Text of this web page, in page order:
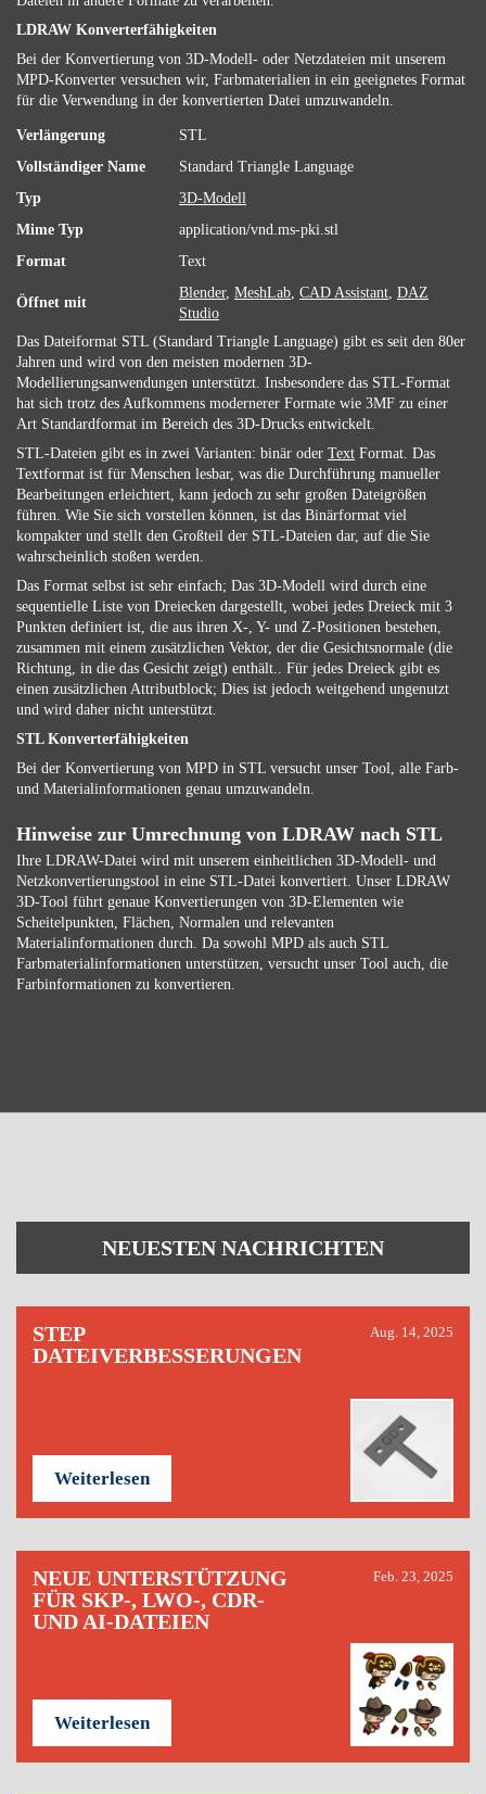
LDRAW Konverterfähigkeiten
Bei der Konvertierung von 3D-Modell- oder Netzdateien mit unserem
MPD-Konverter versuchen wir, Farbmaterialien in ein geeignetes Format
für die Verwendung in der konvertierten Datei umzuwandeln.
Verlängerung
STL
Vollständiger Name
Standard Triangle Language
Typ
3D-Modell
Mime Typ
application/vnd.ms-pki.stl
Format
Text
Öffnet mit
Blender, MeshLab, CAD Assistant, DAZ
Studio
Das Dateiformat STL (Standard Triangle Language) gibt es seit den 80er
Jahren und wird von den meisten modernen 3D-
Modellierungsanwendungen unterstützt. Insbesondere das STL-Format
hat sich trotz des Aufkommens modernerer Formate wie 3MF zu einer
Art Standardformat im Bereich des 3D-Drucks entwickelt.
STL-Dateien gibt es in zwei Varianten: binär oder Text Format. Das
Textformat ist für Menschen lesbar, was die Durchführung manueller
Bearbeitungen erleichtert, kann jedoch zu sehr großen Dateigrößen
führen. Wie Sie sich vorstellen können, ist das Binärformat viel
kompakter und stellt den Großteil der STL-Dateien dar, auf die Sie
wahrscheinlich stoßen werden.
Das Format selbst ist sehr einfach; Das 3D-Modell wird durch eine
sequentielle Liste von Dreiecken dargestellt, wobei jedes Dreieck mit 3
Punkten definiert ist, die aus ihren X-, Y- und Z-Positionen bestehen,
zusammen mit einem zusätzlichen Vektor, der die Gesichtsnormale (die
Richtung, in die das Gesicht zeigt) enthält.. Für jedes Dreieck gibt es
einen zusätzlichen Attributblock; Dies ist jedoch weitgehend ungenutzt
und wird daher nicht unterstützt.
STL Konverterfähigkeiten
Bei der Konvertierung von MPD in STL versucht unser Tool, alle Farb-
und Materialinformationen genau umzuwandeln.
Hinweise zur Umrechnung von LDRAW nach STL
Ihre LDRAW-Datei wird mit unserem einheitlichen 3D-Modell- und
Netzkonvertierungstool in eine STL-Datei konvertiert. Unser LDRAW
3D-Tool führt genaue Konvertierungen von 3D-Elementen wie
Scheitelpunkten, Flächen, Normalen und relevanten
Materialinformationen durch. Da sowohl MPD als auch STL
Farbmaterialinformationen unterstützen, versucht unser Tool auch, die
Farbinformationen zu konvertieren.
NEUESTEN NACHRICHTEN
STEP
DATEIVERBESSERUNGEN
Aug. 14, 2025
Weiterlesen
NEUE UNTERSTÜTZUNG
FÜR SKP-, LWO-, CDR-
UND AI-DATEIEN
Feb. 23, 2025
Weiterlesen